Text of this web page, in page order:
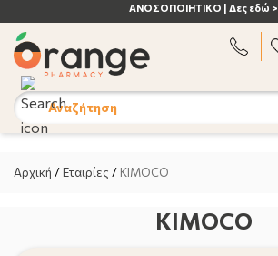
ΑΝΟΣΟΠΟΙΗΤΙΚΟ | Δες εδώ >
Αναζήτηση
Αρχική /Εταιρίες / KIMOCO
KIMOCO